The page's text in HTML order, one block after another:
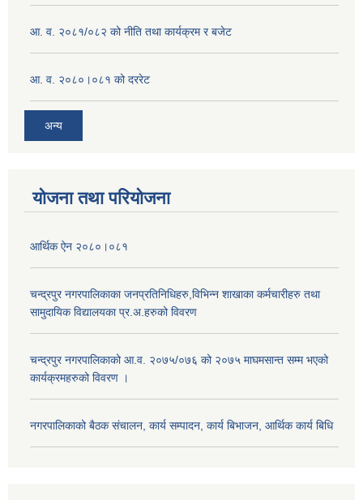
आ. व. २०८१/०८२ को नीति तथा कार्यक्रम र बजेट
आ. व. २०८०।०८१ को दररेट
अन्य
योजना तथा परियोजना
आर्थिक ऐन २०८०।०८१
चन्द्रपुर नगरपालिकाका जनप्रतिनिधिहरु,विभिन्न शाखाका कर्मचारीहरु तथा
सामुदायिक विद्यालयका प्र.अ.हरुको विवरण
चन्द्रपुर नगरपालिकाको आ.व. २०७५/०७६ को २०७५ माघमसान्त सम्म भएको
कार्यक्रमहरुको विवरण ।
नगरपालिकाको बैठक संचालन, कार्य सम्पादन, कार्य बिभाजन, आर्थिक कार्य बिधि